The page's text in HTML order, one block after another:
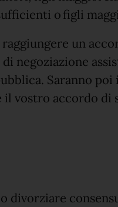
o figli
un
negoziazione
Saranno
vostro accordo di
divorziare